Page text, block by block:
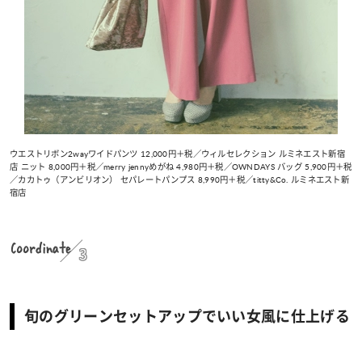
ウエストリボン2wayワイドパンツ 12,000円＋税／ウィルセレクション ルミネエスト新宿
店 ニット 8,000円＋税／merry jennyめがね 4,980円＋税／OWNDAYS バッグ 5,900円＋税
／カカトゥ（アンビリオン） セパレートパンプス 8,990円＋税／titty&Co. ルミネエスト新
宿店
Coordinate 3
旬のグリーンセットアップでいい女風に仕上げる